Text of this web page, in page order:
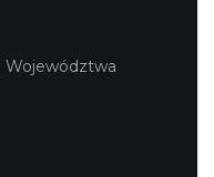
Województwa